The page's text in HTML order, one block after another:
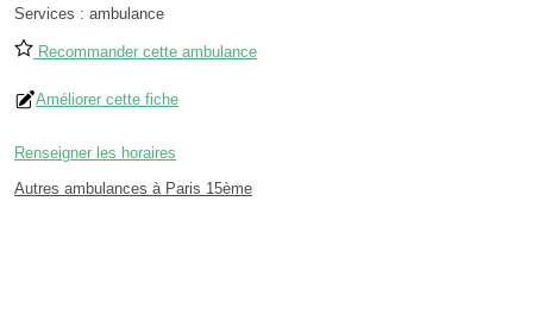
Services : ambulance
Recommander cette ambulance
Améliorer cette fiche
Renseigner les horaires
Autres ambulances à Paris 15ème